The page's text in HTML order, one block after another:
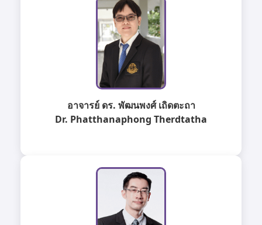
อาจารย์ ดร. พัฒนพงศ์ เถิดตะถา
Dr. Phatthanaphong Therdtatha